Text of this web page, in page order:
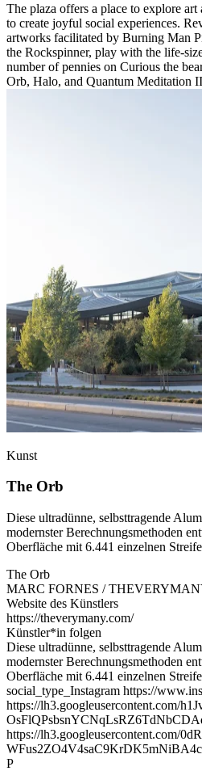
The plaza offers a place to explore
to create joyful social experiences.
artworks facilitated by Burning Man
the Rockspinner, play with the life-
number of pennies on Curious the
Orb, Halo, and Quantum Meditation
Kunst
The Orb
Diese ultradünne, selbsttragende
modernster Berechnungsmethoden
Oberfläche mit 6.441 einzelnen
The Orb
MARC FORNES /
Website des Künstlers
https://theverymany.com/
Künstler*in folgen
Diese ultradünne, selbsttragende
modernster Berechnungsmethoden
Oberfläche mit 6.441 einzelnen
social_type_Instagram https://
https://lh3.googleusercontent.com/
https://lh3.googleusercontent.com/
P